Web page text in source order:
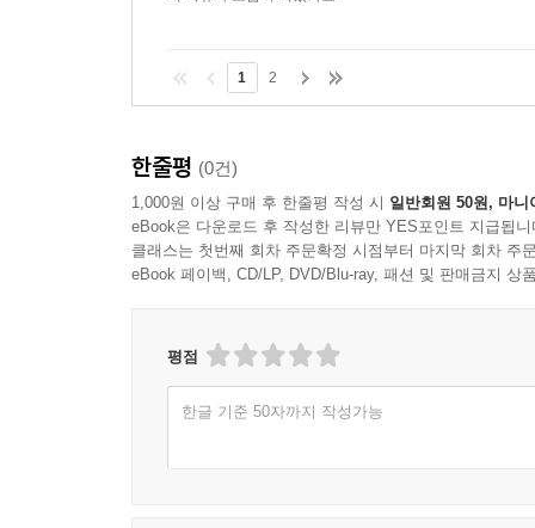
1 2
한줄평 (0건)
1,000원 이상 구매 후 한줄평 작성 시 일반회원 50원, 마니
eBook은 다운로드 후 작성한 리뷰만 YES포인트 지급됩니
클래스는 첫번째 회차 주문확정 시점부터 마지막 회차 주
eBook 페이백, CD/LP, DVD/Blu-ray, 패션 및 판매금지 상
평점
한글 기준 50자까지 작성가능